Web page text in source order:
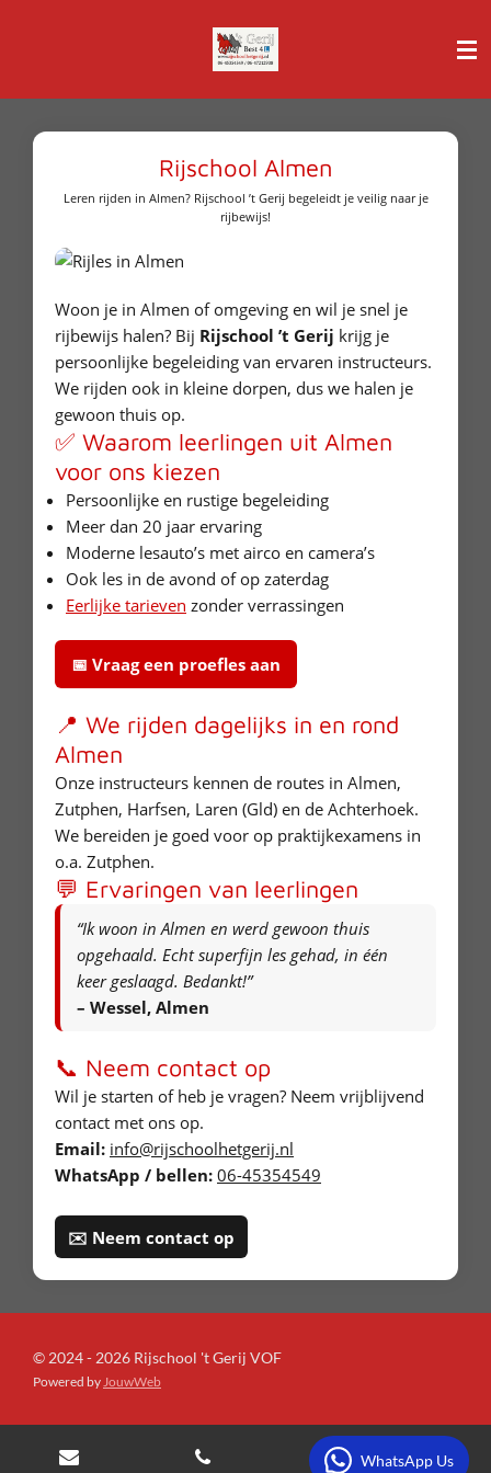
Rijschool Almen
Leren rijden in Almen? Rijschool ’t Gerij begeleidt je veilig naar je
rijbewijs!
Woon je in Almen of omgeving en wil je snel je
rijbewijs halen? Bij Rijschool ’t Gerij krijg je
persoonlijke begeleiding van ervaren instructeurs.
We rijden ook in kleine dorpen, dus we halen je
gewoon thuis op.
✅ Waarom leerlingen uit Almen
voor ons kiezen
Persoonlijke en rustige begeleiding
Meer dan 20 jaar ervaring
Moderne lesauto’s met airco en camera’s
Ook les in de avond of op zaterdag
Eerlijke tarieven zonder verrassingen
📅 Vraag een proefles aan
📍 We rijden dagelijks in en rond
Almen
Onze instructeurs kennen de routes in Almen,
Zutphen, Harfsen, Laren (Gld) en de Achterhoek.
We bereiden je goed voor op praktijkexamens in
o.a. Zutphen.
💬 Ervaringen van leerlingen
“Ik woon in Almen en werd gewoon thuis
opgehaald. Echt superfijn les gehad, in één
keer geslaagd. Bedankt!”
– Wessel, Almen
📞 Neem contact op
Wil je starten of heb je vragen? Neem vrijblijvend
contact met ons op.
Email: info@rijschoolhetgerij.nl
WhatsApp / bellen: 06-45354549
✉️ Neem contact op
© 2024 - 2026 Rijschool 't Gerij VOF
Powered by JouwWeb
WhatsApp Us